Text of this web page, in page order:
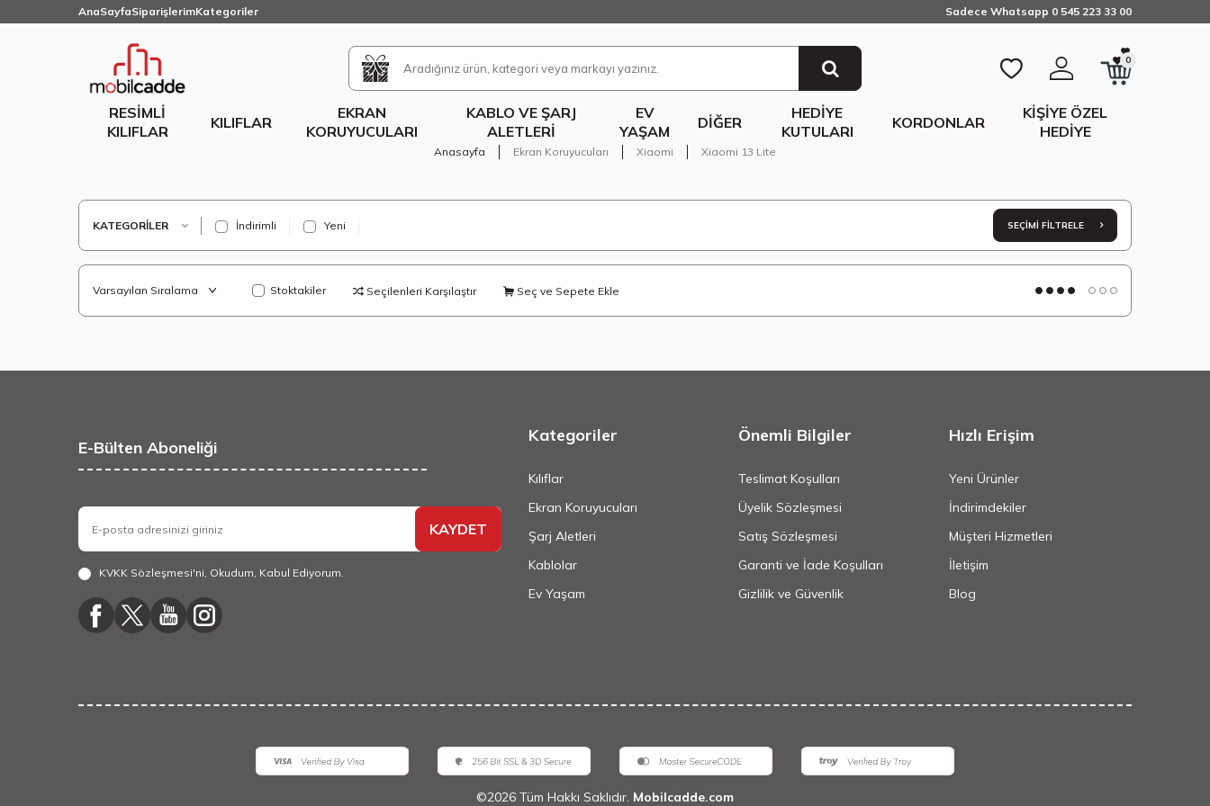
AnaSayfaSiparişlerimKategoriler Sadece Whatsapp 0 545 223 33 00
0
RESIMLI
KILIFLAR
KILIFLAR
EKRAN
KORUYUCULARI
KABLO VE ŞARJ
ALETLERI
EV
YAŞAM
DIĞER
HEDIYE
KUTULARI
KORDONLAR
KIŞIYE ÖZEL
HEDIYE
Anasayfa Ekran Koruyucuları Xiaomi Xiaomi 13 Lite
KATEGORILER İndirimli Yeni SEÇIMI FILTRELE
Stoktakiler Seçilenleri Karşılaştır Seç ve Sepete Ekle
E-Bülten Aboneliği
KAYDET
KVKK Sözleşmesi'ni, Okudum, Kabul Ediyorum.
Kategoriler
Kılıflar
Ekran Koruyucuları
Şarj Aletleri
Kablolar
Ev Yaşam
Önemli Bilgiler
Teslimat Koşulları
Üyelik Sözleşmesi
Satış Sözleşmesi
Garanti ve İade Koşulları
Gizlilik ve Güvenlik
Hızlı Erişim
Yeni Ürünler
İndirimdekiler
Müşteri Hizmetleri
İletişim
Blog
©2026 Tüm Hakkı Saklıdır. Mobilcadde.com